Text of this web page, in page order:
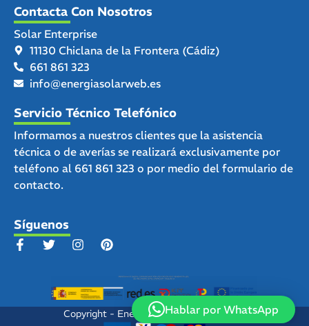
Contacta Con Nosotros
Solar Enterprise
11130 Chiclana de la Frontera (Cádiz)
661 861 323
info@energiasolarweb.es
Servicio Técnico Telefónico
Informamos a nuestros clientes que la asistencia
técnica o de averías se realizará exclusivamente por
teléfono al 661 861 323 o por medio del formulario de
contacto.
Síguenos
Copyright - Energia Solar Web - © 2025
Hablar por WhatsApp